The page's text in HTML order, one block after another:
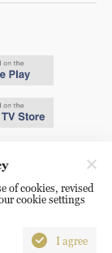
of cookies, revised
cookie settings
I agree